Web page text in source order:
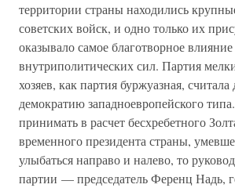
территории страны находились
советских войск, и одно только их
оказывало самое благотворное
внутриполитических сил. Партия
хозяев, как партия буржуазная,
демократию западноевропейского
принимать в расчет бесхребетного
временного президента страны,
улыбаться направо и налево, то
партии — председатель Ференц Надь,